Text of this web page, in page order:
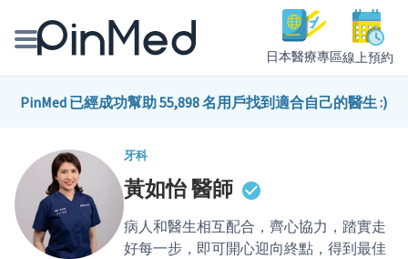
日本醫療專區線上預約
線上預約醫師、院所
醫師專欄專訪
健康主題館
我是醫療人員
PinMed 已經成功幫助 55,898 名用戶找到適合自己的醫生 :)
牙科
黃如怡醫師
病人和醫生相互配合，齊心協力，踏實走
好每一步，即可開心迎向終點，得到最佳